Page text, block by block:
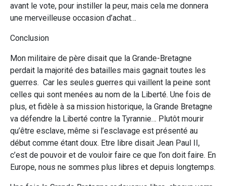
avant le vote, pour instiller la peur, mais cela me donnera
une merveilleuse occasion d’achat…
Conclusion
Mon militaire de père disait que la Grande-Bretagne
perdait la majorité des batailles mais gagnait toutes les
guerres. Car les seules guerres qui vaillent la peine sont
celles qui sont menées au nom de la Liberté. Une fois de
plus, et fidèle à sa mission historique, la Grande Bretagne
va défendre la Liberté contre la Tyrannie… Plutôt mourir
qu’être esclave, même si l’esclavage est présenté au
début comme étant doux. Etre libre disait Jean Paul II,
c’est de pouvoir et de vouloir faire ce que l’on doit faire. En
Europe, nous ne sommes plus libres et depuis longtemps.